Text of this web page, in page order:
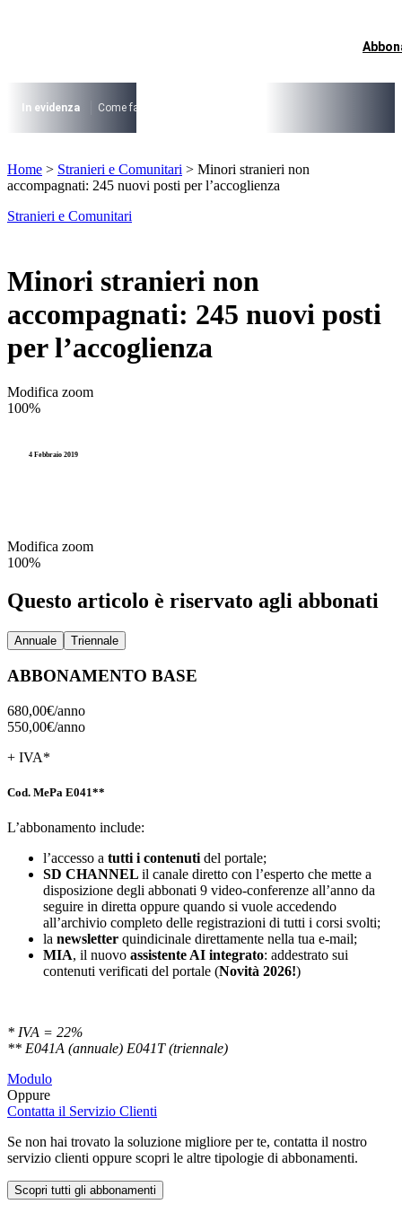
I più cercati
Lorem ipsum dolor sit amet consectetur
Lorem ipsum dolor sit amet consectetur
In evidenza Come fare per …
Lorem ipsum dolor sit amet consectetur
Home > Stranieri e Comunitari > Minori stranieri non
accompagnati: 245 nuovi posti per l’accoglienza
Stranieri e Comunitari
Minori stranieri non
accompagnati: 245 nuovi posti
per l’accoglienza
Modifica zoom
100%
4 Febbraio 2019
Modifica zoom
100%
Questo articolo è riservato agli abbonati
Annuale Triennale
ABBONAMENTO BASE
680,00€/anno
550,00€/anno
+ IVA*
Cod. MePa E041**
L’abbonamento include:
l’accesso a tutti i contenutidel portale;
SD CHANNEL il canale diretto con l’esperto che mette a
disposizione degli abbonati 9 video-conferenze all’anno da
seguire in diretta oppure quando si vuole accedendo
all’archivio completo delle registrazioni di tutti i corsi svolti;
la newsletter quindicinale direttamente nella tua e-mail;
MIA, il nuovo assistente AI integrato: addestrato sui
contenuti verificati del portale (Novità 2026!)
* IVA = 22%
** E041A (annuale) E041T (triennale)
Modulo
Oppure
Contatta il Servizio Clienti
Se non hai trovato la soluzione migliore per te, contatta il nostro
servizio clienti oppure scopri le altre tipologie di abbonamenti.
Scopri tutti gli abbonamenti